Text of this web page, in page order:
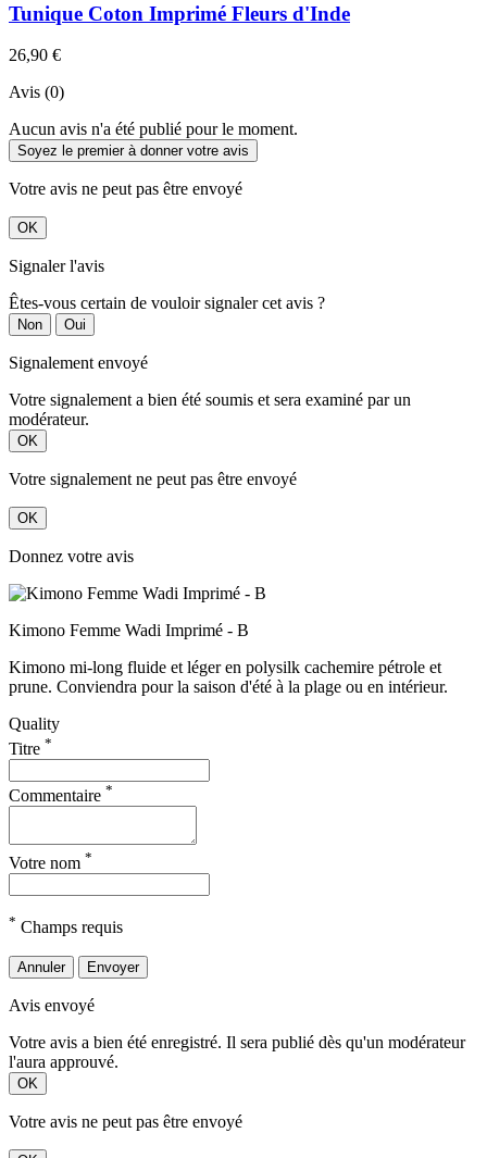
Tunique Coton Imprimé Fleurs d'Inde
26,90 €
Avis (0)
Aucun avis n'a été publié pour le moment.
Soyez le premier à donner votre avis
Votre avis ne peut pas être envoyé
OK
Signaler l'avis
Êtes-vous certain de vouloir signaler cet avis ?
Non Oui
Signalement envoyé
Votre signalement a bien été soumis et sera examiné par un
modérateur.
OK
Votre signalement ne peut pas être envoyé
OK
Donnez votre avis
Kimono Femme Wadi Imprimé - B
Kimono mi-long fluide et léger en polysilk cachemire pétrole et
prune. Conviendra pour la saison d'été à la plage ou en intérieur.
Quality
Titre *
Commentaire *
Votre nom *
* Champs requis
Annuler Envoyer
Avis envoyé
Votre avis a bien été enregistré. Il sera publié dès qu'un modérateur
l'aura approuvé.
OK
Votre avis ne peut pas être envoyé